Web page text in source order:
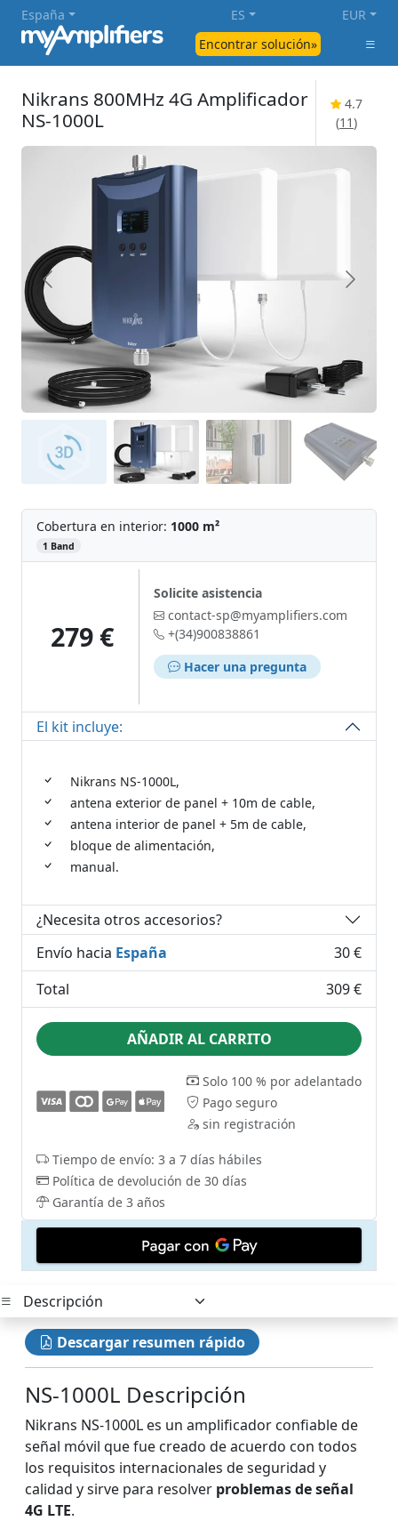
Encontrar solución»
España ES EUR
Nikrans 800MHz 4G Amplificador
NS-1000L
4.7
(11)
Cobertura en interior: 1000 m²
1 Band
279 €
Solicite asistencia
contact-sp@myamplifiers.com
+(34)900838861
Hacer una pregunta
El kit incluye:
Nikrans NS-1000L,
antena exterior de panel + 10m de cable,
antena interior de panel + 5m de cable,
bloque de alimentación,
manual.
¿Necesita otros accesorios?
Envío hacia España
30 €
Total
309 €
AÑADIR AL CARRITO
Solo 100 % por adelantado
Pago seguro
sin registración
Tiempo de envío: 3 a 7 días hábiles
Política de devolución de 30 días
Garantía de 3 años
Descargar resumen rápido
NS-1000L Descripción
Nikrans NS-1000L es un amplificador confiable de
señal móvil que fue creado de acuerdo con todos
los requisitos internacionales de seguridad y
calidad y sirve para resolver problemas de señal
4G LTE.